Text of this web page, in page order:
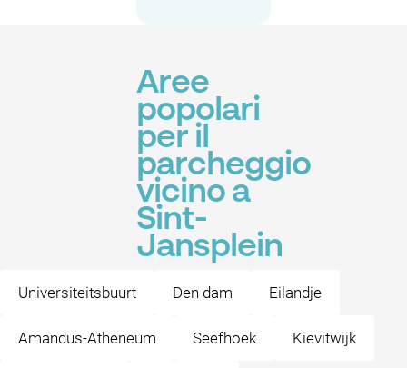
Aree
popolari
per il
parcheggio
vicino a
Sint-
Jansplein
Universiteitsbuurt Den dam Eilandje
Amandus-Atheneum Seefhoek Kievitwijk